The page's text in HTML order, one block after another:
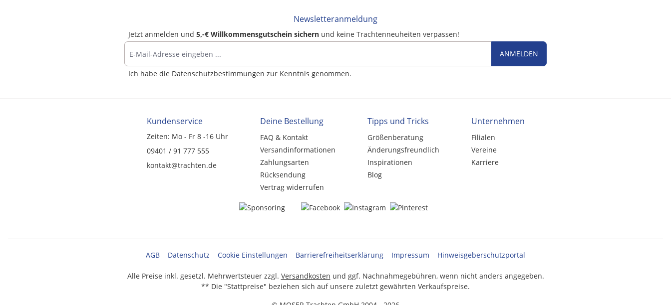
Newsletteranmeldung
Jetzt anmelden und5,-€ Willkommensgutschein sichern und keine Trachtenneuheiten verpassen!
ANMELDEN
Ich habe die Datenschutzbestimmungen zur Kenntnis genommen.
Kundenservice
Zeiten: Mo - Fr 8 -16 Uhr
09401 / 91 777 555
kontakt@trachten.de
Deine Bestellung
FAQ & Kontakt
Versandinformationen
Zahlungsarten
Rücksendung
Vertrag widerrufen
Tipps und Tricks
Größenberatung
Änderungsfreundlich
Inspirationen
Blog
Unternehmen
Filialen
Vereine
Karriere
AGB Datenschutz Cookie Einstellungen Barrierefreiheitserklärung Impressum Hinweisgeberschutzportal
Alle Preise inkl. gesetzl. Mehrwertsteuer zzgl. Versandkosten und ggf. Nachnahmegebühren, wenn nicht anders angegeben.
** Die "Stattpreise" beziehen sich auf unsere zuletzt gewährten Verkaufspreise.